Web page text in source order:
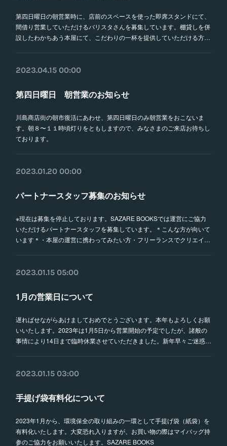
第四日曜日の朝営業時に、店前のスペースを使った即席スタンドにて、
間借り営業していただけるバリスタさんを募集しています。棚貸しを併
設したわかちあう本屋にて、こだわりの一杯を提供していただける方…
2023.04.15 00:00
第四日曜日 朝営業のお知らせ
川島商店街の朝市復活にあわせ、第四日曜日のみ朝営業をおこないま
す。朝８〜１１時頃灯りをともしますので、みなさまのご来店お待ちし
ております。
2023.01.20 00:00
パートナースタッフ募集のお知らせ
※現在は募集を停止しております。SAZARE BOOKSでは運営にご協力
いただけるパートナースタッフを募集しています。＊こんな方が向いて
います＊・本屋の運営に携わってみたい方・フリーランスでクリエイ…
2023.01.15 05:00
1月の営業日について
遅ればせながらあけましておめでとうございます。本年もよろしくお願
いいたします。2023年は1月5日から営業開始の予定でしたが、諸般の
事情により14日まで臨時休業させていただきました。新年早々ご迷惑…
2023.01.15 03:00
手提げ袋有料化について
2023年1月から、環境保全の取り組みの一環として手提げ袋（紙袋）を
有料化いたします。大変恐れ入りますが、お買い物の際はマイバッグ持
参のご協力をお願いいたします。SAZARE BOOKS